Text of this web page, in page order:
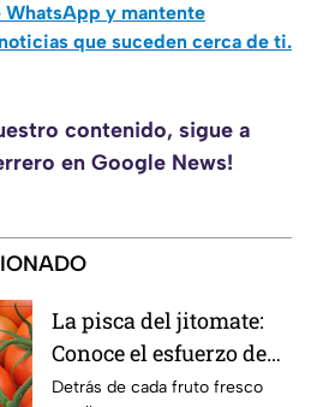
WhatsApp y mantente
que suceden cerca de ti.
contenido, sigue a
en Google News!
La pisca del jitomate:
Conoce el esfuerzo de
los jornaleros y el
Detrás de cada fruto fresco